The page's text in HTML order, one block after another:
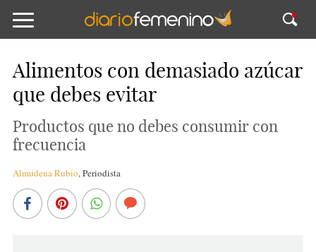
Alimentos con demasiado azúcar
que debes evitar
Productos que no debes consumir con
frecuencia
Almudena Rubio,Periodista